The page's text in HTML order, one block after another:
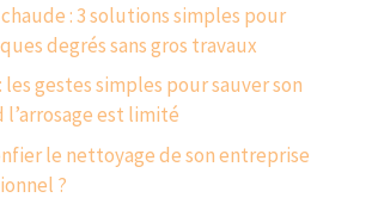
: 3 solutions simples pour
degrés sans gros travaux
les gestes simples pour sauver son
est limité
le nettoyage de son entreprise
?